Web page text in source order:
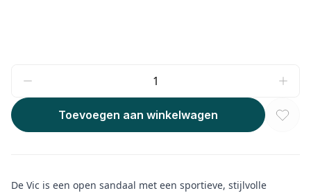
Toevoegen aan winkelwagen
De Vic is een open sandaal met een sportieve, stijlvolle